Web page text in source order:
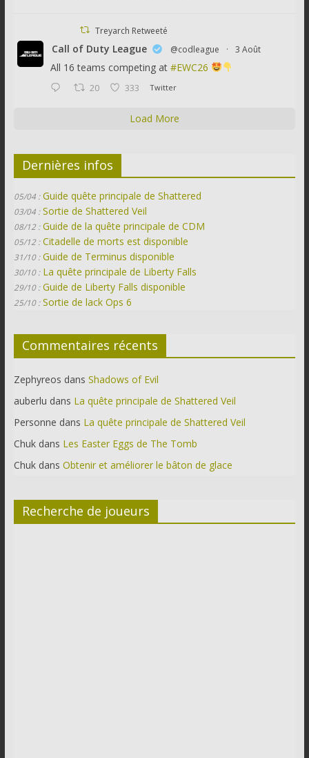
Treyarch Retweeté
Call of Duty League @codleague · 3 Août
All 16 teams competing at #EWC26
20 333 Twitter
Load More
Dernières infos
05/04 : Guide quête principale de Shattered
03/04 : Sortie de Shattered Veil
08/12 : Guide de la quête principale de CDM
05/12 : Citadelle de morts est disponible
31/10 : Guide de Terminus disponible
30/10 : La quête principale de Liberty Falls
29/10 : Guide de Liberty Falls disponible
25/10 : Sortie de lack Ops 6
Commentaires récents
Zephyreos dans Shadows of Evil
auberlu dans La quête principale de Shattered Veil
Personne dans La quête principale de Shattered Veil
Chukdans Les Easter Eggs de The Tomb
Chukdans Obtenir et améliorer le bâton de glace
Recherche de joueurs